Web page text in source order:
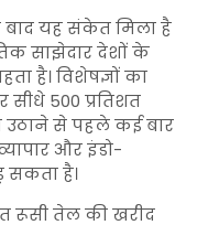
बाद यह संकेत मिला है
साझेदार देशों के
है। विशेषज्ञों का
सीधे 500 प्रतिशत
से पहले कई बार
और इंडो-
सकता है।
रूसी तेल की खरीद